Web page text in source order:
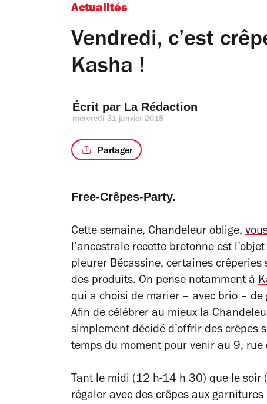
Actualités
Vendredi, c’est
Kasha !
Écrit par La Rédaction
mercredi 31 janvier 2018
Partager
Free-Crêpes-Party.
Cette semaine, Chandeleur oblige,
l’ancestrale recette bretonne est
pleurer Bécassine, certaines
des produits. On pense notamment à
qui a choisi de marier – avec brio –
Afin de célébrer au mieux la
simplement décidé d’offrir des crêpes
temps du moment pour venir au 9, rue
Tant le midi (12 h-14 h 30) que le
régaler avec des crêpes aux